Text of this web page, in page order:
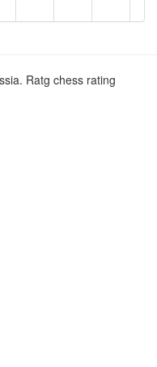
Ratg chess rating